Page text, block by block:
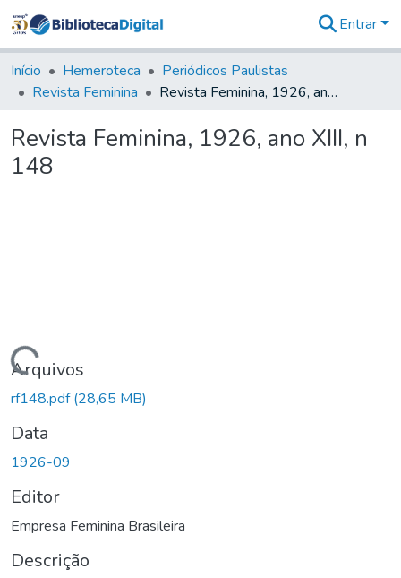
&
Coleções
Tudo na
Digital
Entrar
Início Hemeroteca
Periódicos Paulistas
Revista Feminina
Revista Feminina, 1926, ano XIII, n 148
Revista Feminina, 1926, ano XIII, n
148
Carregando...
Arquivos
rf148.pdf(28,65 MB)
Data
1926-09
Editor
Empresa Feminina Brasileira
Descrição